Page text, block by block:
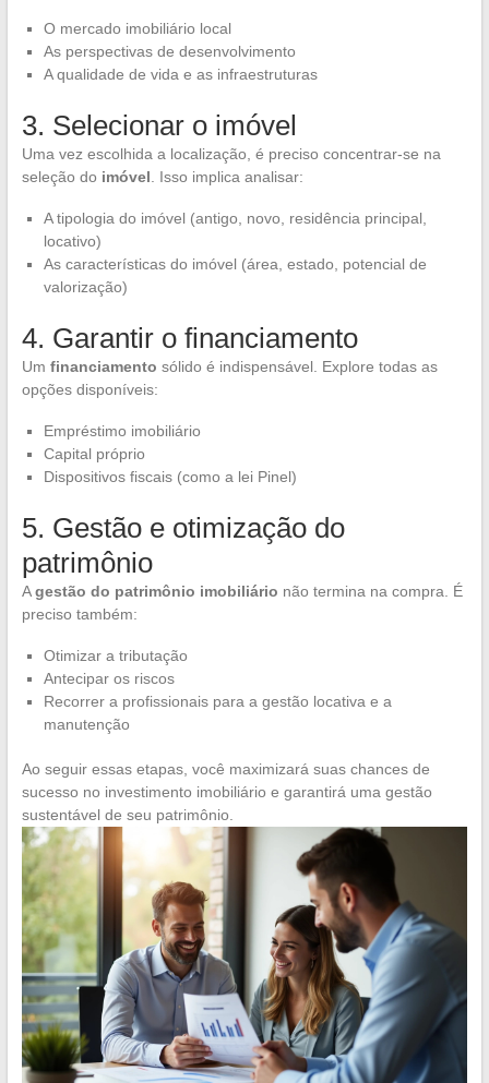
O mercado imobiliário local
As perspectivas de desenvolvimento
A qualidade de vida e as infraestruturas
3. Selecionar o imóvel
Uma vez escolhida a localização, é preciso concentrar-se na
seleção do imóvel . Isso implica analisar:
A tipologia do imóvel (antigo, novo, residência principal,
locativo)
As características do imóvel (área, estado, potencial de
valorização)
4. Garantir o financiamento
Um financiamento sólido é indispensável. Explore todas as
opções disponíveis:
Empréstimo imobiliário
Capital próprio
Dispositivos fiscais (como a lei Pinel)
5. Gestão e otimização do
patrimônio
Agestão do patrimônio imobiliário não termina na compra. É
preciso também:
Otimizar a tributação
Antecipar os riscos
Recorrer a profissionais para a gestão locativa e a
manutenção
Ao seguir essas etapas, você maximizará suas chances de
sucesso no investimento imobiliário e garantirá uma gestão
sustentável de seu patrimônio.